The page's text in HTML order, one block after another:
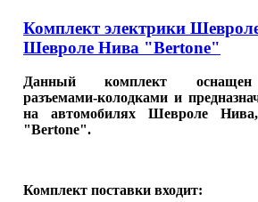
Комплект электрики
Шевроле Нива "Bertone"
Данный комплект оснащен
разъемами-колодками и
на автомобилях Шевроле
"Bertone".
Комплект поставки входит: